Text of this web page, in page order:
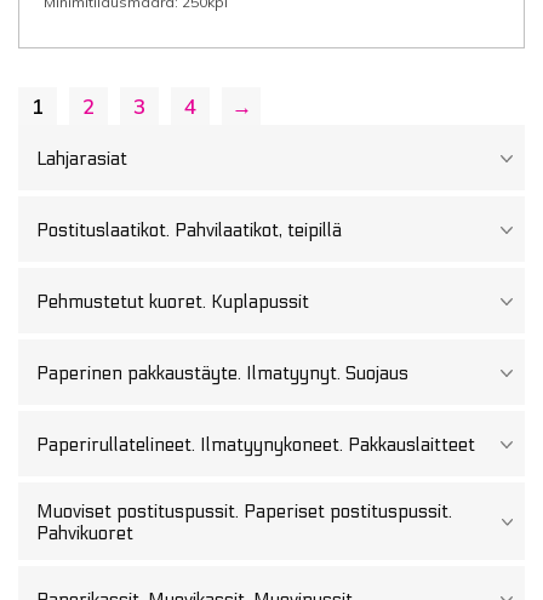
Lahjarasiat
Postituslaatikot. Pahvilaatikot, teipillä
Pehmustetut kuoret. Kuplapussit
Paperinen pakkaustäyte. Ilmatyynyt. Suojaus
Paperirullatelineet. Ilmatyynykoneet. Pakkauslaitteet
Muoviset postituspussit. Paperiset postituspussit.
Pahvikuoret
ecru
140
puuvillanauhalla
kpl/ltk
määrä
1 2 3 4 →